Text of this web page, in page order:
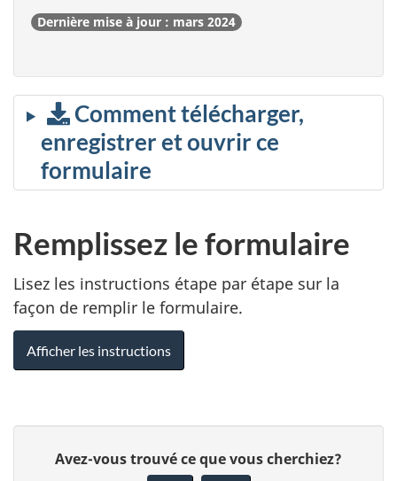
Dernière mise à jour : mars 2024
Comment télécharger,
enregistrer et ouvrir ce
formulaire
Remplissez le formulaire
Lisez les instructions étape par étape sur la
façon de remplir le formulaire.
Afficher les instructions
Avez-vous trouvé ce que vous cherchiez?